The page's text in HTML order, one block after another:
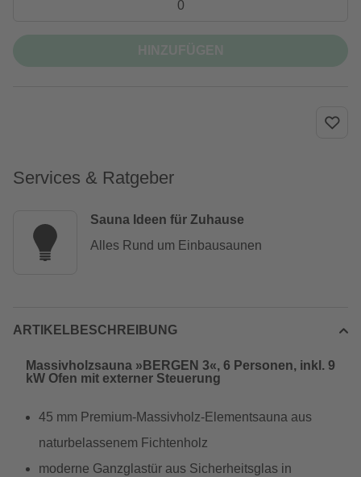
Services & Ratgeber
Sauna Ideen für Zuhause
Alles Rund um Einbausaunen
ARTIKELBESCHREIBUNG
Massivholzsauna »BERGEN 3«, 6 Personen, inkl. 9
kW Ofen mit externer Steuerung
45 mm Premium-Massivholz-Elementsauna aus
naturbelassenem Fichtenholz
moderne Ganzglastür aus Sicherheitsglas in